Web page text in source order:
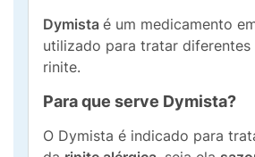
Dymista é um medicamento
utilizado para tratar
rinite.
Para que serve Dymista?
O Dymista é indicado para